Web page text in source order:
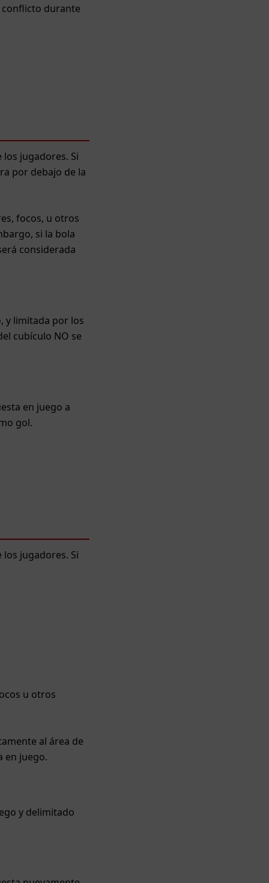
conflicto durante
jugadores. Si
por debajo de la
focos, u otros
si la bola
considerada
y limitada por los
cubículo NO se
en juego a
gol.
jugadores. Si
u otros
al área de
en juego.
y delimitado